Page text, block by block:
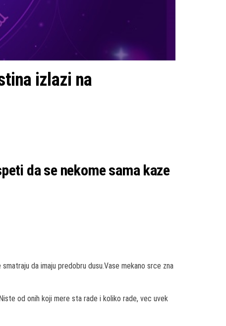
izlazi na
da se nekome sama kaze
da imaju predobru dusu.Vase mekano srce zna
od onih koji mere sta rade i koliko rade, vec uvek